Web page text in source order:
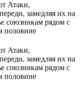
Атаки,
замедляя их на
союзникам рядом с
половине
Атаки,
замедляя их на
союзникам рядом с
половине